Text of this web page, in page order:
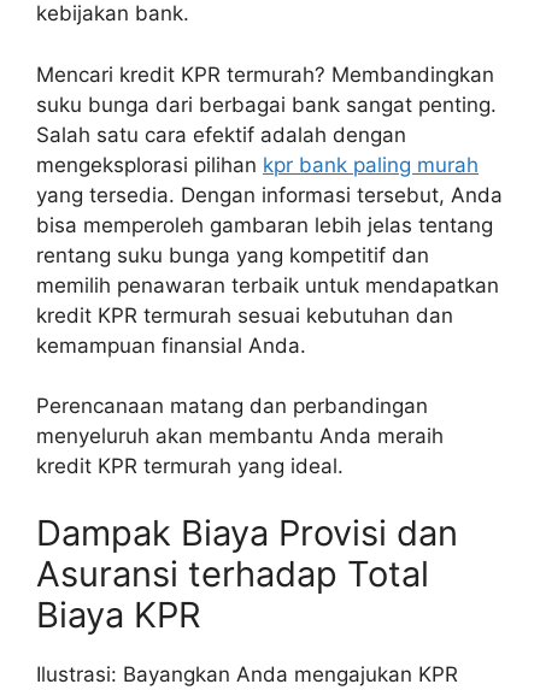
kebijakan bank.
Mencari kredit KPR termurah? Membandingkan
suku bunga dari berbagai bank sangat penting.
Salah satu cara efektif adalah dengan
mengeksplorasi pilihan kpr bank paling murah
yang tersedia. Dengan informasi tersebut, Anda
bisa memperoleh gambaran lebih jelas tentang
rentang suku bunga yang kompetitif dan
memilih penawaran terbaik untuk mendapatkan
kredit KPR termurah sesuai kebutuhan dan
kemampuan finansial Anda.
Perencanaan matang dan perbandingan
menyeluruh akan membantu Anda meraih
kredit KPR termurah yang ideal.
Dampak Biaya Provisi dan
Asuransi terhadap Total
Biaya KPR
Ilustrasi: Bayangkan Anda mengajukan KPR